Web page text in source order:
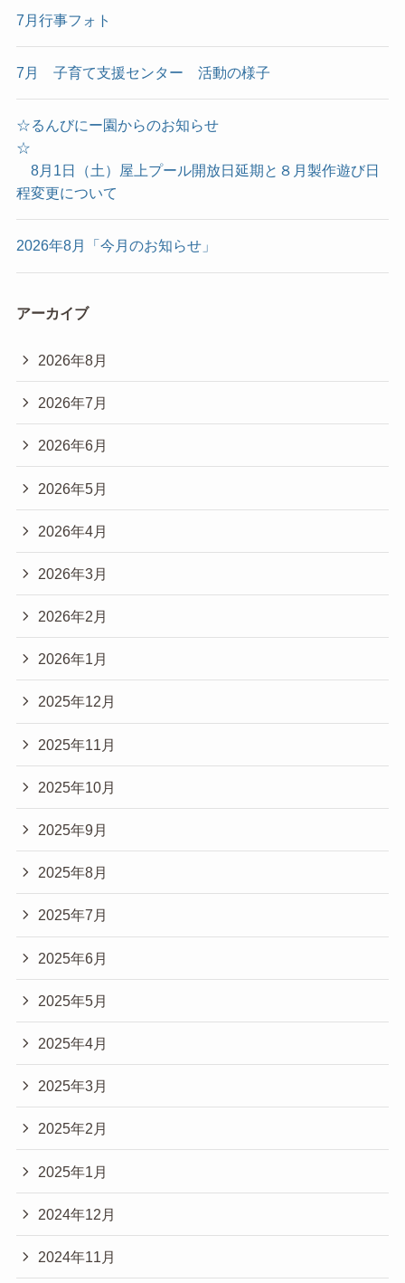
7月行事フォト
7月 子育て支援センター 活動の様子
☆るんびにー園からのお知らせ
☆
8月1日（土）屋上プール開放日延期と８月製作遊び日
程変更について
2026年8月「今月のお知らせ」
アーカイブ
2026年8月
2026年7月
2026年6月
2026年5月
2026年4月
2026年3月
2026年2月
2026年1月
2025年12月
2025年11月
2025年10月
2025年9月
2025年8月
2025年7月
2025年6月
2025年5月
2025年4月
2025年3月
2025年2月
2025年1月
2024年12月
2024年11月